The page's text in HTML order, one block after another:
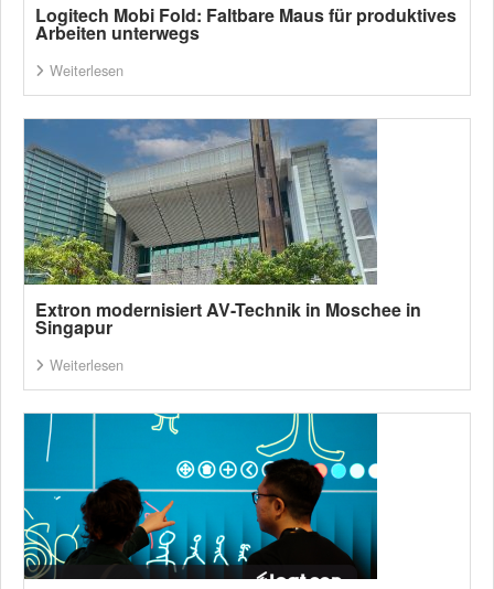
Logitech Mobi Fold: Faltbare Maus für produktives
Arbeiten unterwegs
Weiterlesen
Extron modernisiert AV-Technik in Moschee in
Singapur
Weiterlesen